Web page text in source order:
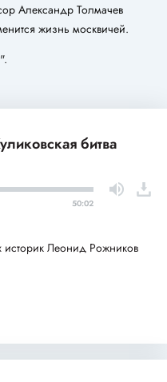
Александр Толмачев
жизнь москвичей.
битва
50:02
историк Леонид Рожников